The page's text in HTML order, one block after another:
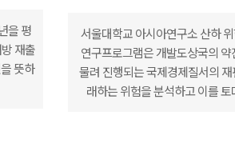
을 평
재출
뜻하
서울대학교 아시아연구소 산하
연구프로그램은 개발도상국의 약
물려 진행되는 국제경제질서의
래하는 위험을 분석하고 이를 토